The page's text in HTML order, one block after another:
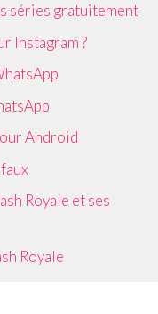
séries gratuitement
Instagram ?
Android
Royale et ses
Royale